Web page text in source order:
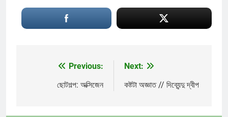
navigation
Previous:
ছোটগল্প: অক্সিজেন
Next:
কষ্টটা অজ্ঞাত // দিব্যেন্দু দ্বীপ